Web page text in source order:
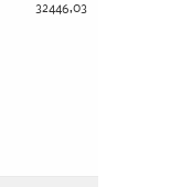
32446,03